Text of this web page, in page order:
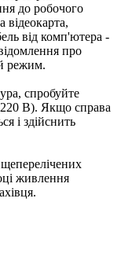
до робочого
від комп'ютера -
про
режим.
спробуйте
В). Якщо справа
і здійснить
живлення